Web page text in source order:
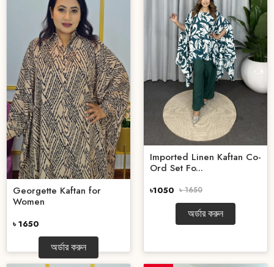
Georgette Kaftan for
Women
৳ 1650
অর্ডার করুন
Imported Linen Kaftan Co-
Ord Set Fo...
৳1050 ৳ 1650
অর্ডার করুন